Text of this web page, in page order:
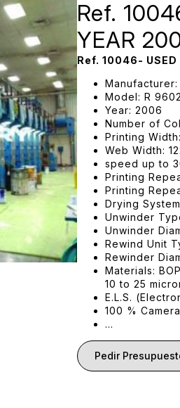
Ref.
YEAR
Ref. 10046-
Manufacturer:
Model: R 9602
Year: 2006
Number of
Printing
Web Width:
speed up to
Printing
Printing
Drying
Unwinder
Unwinder
Rewind Unit
Rewinder
Materials:
10 to 25
E.L.S.
100 %
…
Pedir